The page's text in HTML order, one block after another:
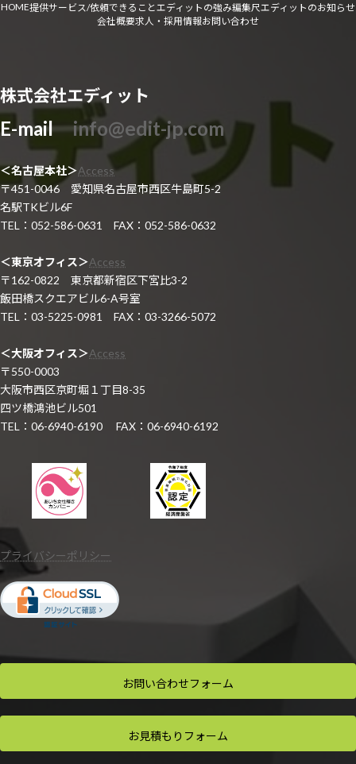
HOME提供サービス/依頼できることエディットの強み編集尺エディットのお知らせ
会社概要求人・採用情報お問い合わせ
株式会社エディット
E-mailinfo@edit-jp.com
＜名古屋本社＞Access
〒451-0046 愛知県名古屋市西区牛島町5-2
名駅TKビル6F
TEL：052-586-0631 FAX：052-586-0632
＜東京オフィス＞Access
〒162-0822 東京都新宿区下宮比3-2
飯田橋スクエアビル6-A号室
TEL：03-5225-0981 FAX：03-3266-5072
＜大阪オフィス＞Access
〒550-0003
大阪市西区京町堀１丁目8-35
四ツ橋鴻池ビル501
TEL：06-6940-6190 FAX：06-6940-6192
プライバシーポリシー
お問い合わせフォーム
お見積もり フォーム